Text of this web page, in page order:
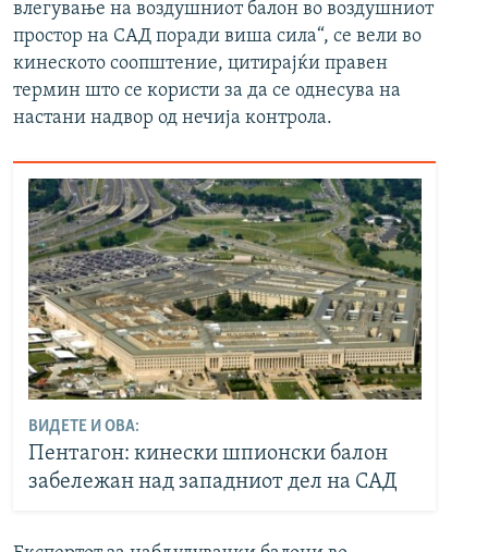
влегување на воздушниот балон во воздушниот
простор на САД поради виша сила“, се вели во
кинеското соопштение, цитирајќи правен
термин што се користи за да се однесува на
настани надвор од нечија контрола.
ВИДЕТЕ И ОВА:
Пентагон: кинески шпионски балон
забележан над западниот дел на САД